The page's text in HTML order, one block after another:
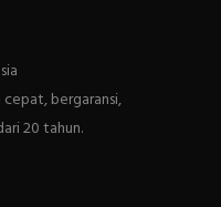
cepat, bergaransi,
20 tahun.